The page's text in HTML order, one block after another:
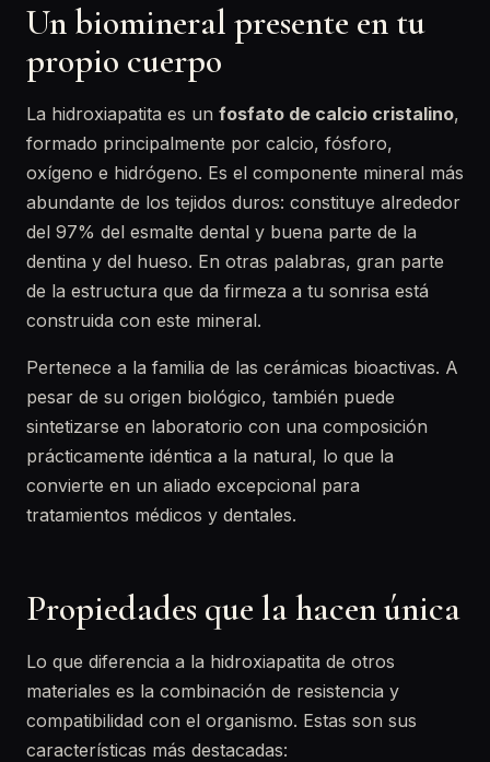
Un biomineral presente en tu
propio cuerpo
La hidroxiapatita es un fosfato de calcio cristalino,
formado principalmente por calcio, fósforo,
oxígeno e hidrógeno. Es el componente mineral más
abundante de los tejidos duros: constituye alrededor
del 97% del esmalte dental y buena parte de la
dentina y del hueso. En otras palabras, gran parte
de la estructura que da firmeza a tu sonrisa está
construida con este mineral.
Pertenece a la familia de las cerámicas bioactivas. A
pesar de su origen biológico, también puede
sintetizarse en laboratorio con una composición
prácticamente idéntica a la natural, lo que la
convierte en un aliado excepcional para
tratamientos médicos y dentales.
Propiedades que la hacen única
Lo que diferencia a la hidroxiapatita de otros
materiales es la combinación de resistencia y
compatibilidad con el organismo. Estas son sus
características más destacadas: